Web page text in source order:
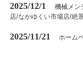
2025/12/1
機械メン
店/なかゆくい市場店/絶
2025/11/21 ホームペ